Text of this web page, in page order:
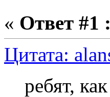
« Ответ #1 :
Цитата:
ребят,